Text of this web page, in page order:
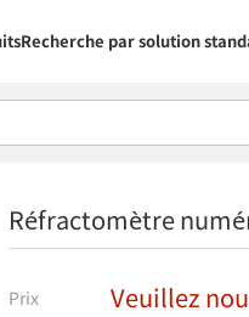
Recherche par solution
Réfractomètre
Prix Veuillez